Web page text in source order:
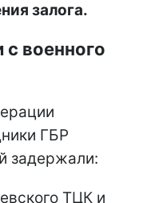
залога.
с военного
ГБР
задержали:
ТЦК и